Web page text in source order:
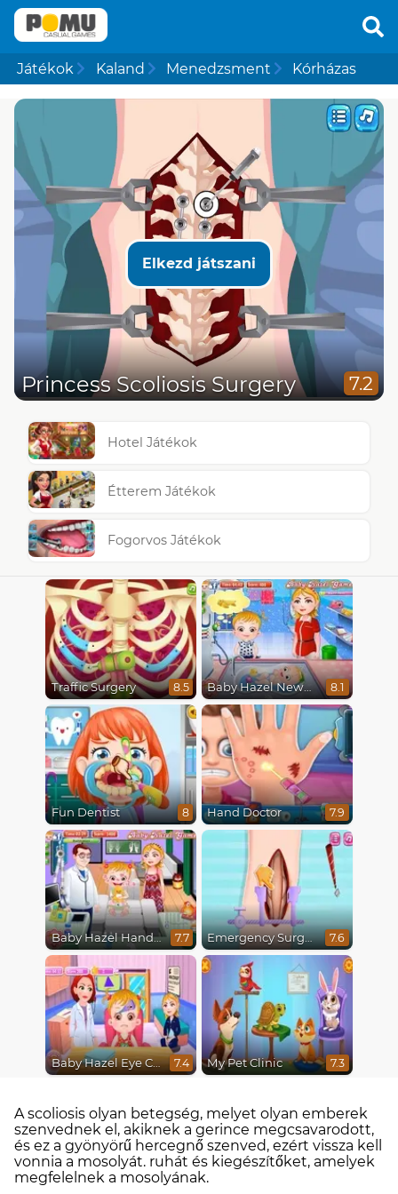
Játékok Kaland Menedzsment Kórházas
Elkezd játszani
Princess Scoliosis Surgery 7.2
Hotel Játékok
Étterem Játékok
Fogorvos Játékok
Traffic Surgery 8.5 Baby Hazel Newborn Vaccination 8.1
Fun Dentist 8 Hand Doctor 7.9
Baby Hazel Hand Fracture 7.7 Emergency Surgery 7.6
Baby Hazel Eye Care 7.4 My Pet Clinic 7.3
A scoliosis olyan betegség, melyet olyan emberek
szenvednek el, akiknek a gerince megcsavarodott,
és ez a gyönyörű hercegnő szenved, ezért vissza kell
vonnia a mosolyát. ruhát és kiegészítőket, amelyek
megfelelnek a mosolyának.